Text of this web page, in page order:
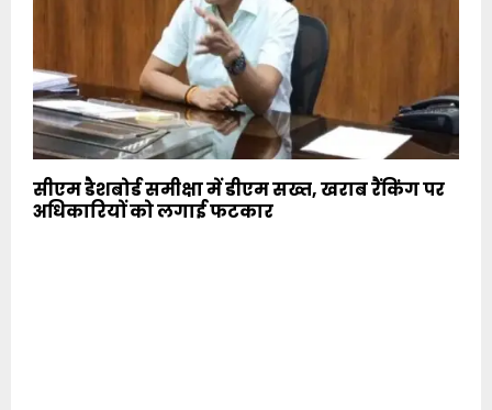
सीएम डैशबोर्ड समीक्षा में डीएम सख्त, खराब रैंकिंग पर
अधिकारियों को लगाई फटकार